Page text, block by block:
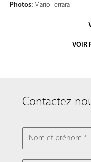
Photos: Mario Ferrara
VOIR
Contactez-
NOM ET PRÉNOM
ENTREPRISE